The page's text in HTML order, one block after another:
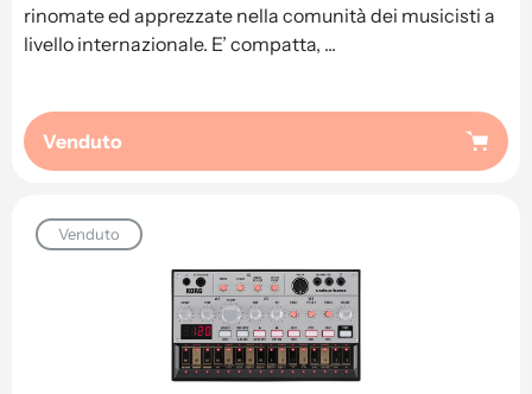
rinomate ed apprezzate nella comunità dei musicisti a
livello internazionale. E’ compatta, ...
Venduto
Venduto